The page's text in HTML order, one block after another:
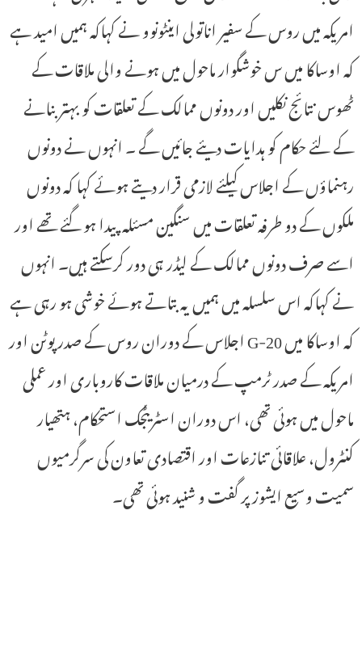
امریکہ میں روس کے سفیر اناتولی اینٹونوو نے کہاکہ ہمیں امید ہے
کہ اوساکا میں س خوشگوار ماحول میں ہونے والی ملاقات کے
ٹھوس نتائج نکلیں اور دونوں ممالک کے تعلقات کو بہتر بنانے
کے لئے حکام کو ہدایات دیئے جائیں گے ۔ انہوں نے دونوں
رہنماؤں کے اجلاس کیلئے لازمی قرار دیتے ہوئے کہا کہ دونوں
ملکوں کے دو طرفہ تعلقات میں سنگین مسئلہ پیدا ہو گئے تھے اور
اسے صرف دونوں ممالک کے لیڈر ہی دور کرسکتے ہیں۔ انہوں
نے کہاکہ اس سلسلہ میں ہمیں یہ بتاتے ہوئے خوشی ہو رہی ہے
کہ اوساکا میں G-20 اجلاس کے دوران روس کے صدر پوٹن اور
امریکہ کے صدر ٹرمپ کے درمیان ملاقات کاروباری اور عملی
ماحول میں ہوئی تھی، اس دوران اسٹریٹجک استحکام، ہتھیار
کنٹرول، علاقائی تنازعات اور اقتصادی تعاون کی سرگرمیوں
سمیت وسیع ایشوز پر گفت و شنید ہوئی تھی۔